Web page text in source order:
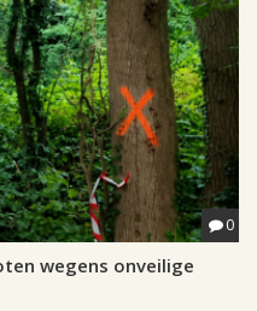
0
wegens onveilige